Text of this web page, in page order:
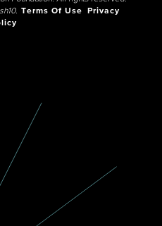
Terms Of Use
Privacy